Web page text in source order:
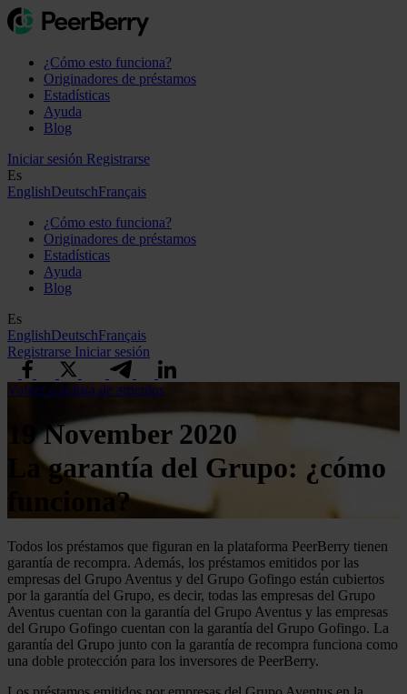
¿Cómo esto funciona?
Originadores de préstamos
Estadísticas
Ayuda
Blog
Iniciar sesión Registrarse
Es
EnglishDeutschFrançais
¿Cómo esto funciona?
Originadores de préstamos
Estadísticas
Ayuda
Blog
Es
EnglishDeutschFrançais
Registrarse Iniciar sesión
Volver a la lista de artículos
19 November 2020
La garantía del Grupo: ¿cómo
funciona?
Todos los préstamos que figuran en la plataforma PeerBerry tienen
garantía de recompra. Además, los préstamos emitidos por las
empresas del Grupo Aventus y del Grupo Gofingo están cubiertos
por la garantía del Grupo, es decir, todas las empresas del Grupo
Aventus cuentan con la garantía del Grupo Aventus y las empresas
del Grupo Gofingo cuentan con la garantía del Grupo Gofingo. La
garantía del Grupo junto con la garantía de recompra funciona como
una doble protección para los inversores de PeerBerry.